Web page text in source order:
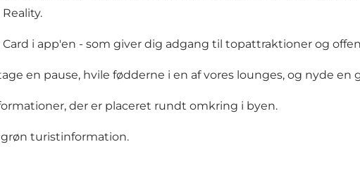
i app'en - som giver dig adgang til topattraktioner og
en pause, hvile fødderne i en af vores lounges, og nyde en
der er placeret rundt omkring i byen.
turistinformation.